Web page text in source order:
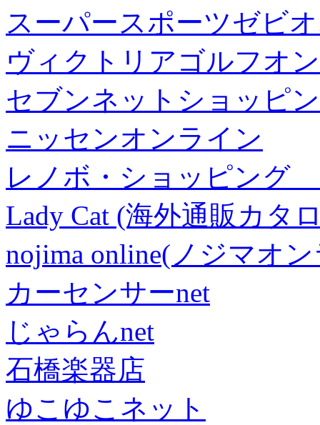
スーパースポーツゼビ
ヴィクトリアゴルフオ
セブンネットショッピ
ニッセンオンライン
レノボ・ショッピング
Lady Cat (海外通販カタ
nojima online(ノジマオ
カーセンサーnet
じゃらんnet
石橋楽器店
ゆこゆこネット